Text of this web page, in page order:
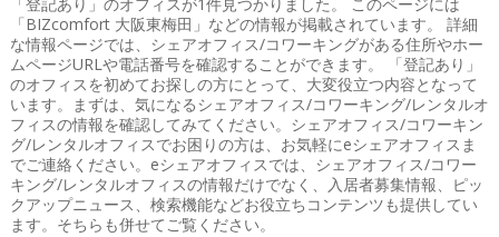
「登記あり」のオフィスが1件見つかりました。 このページには
「BIZcomfort 大阪東梅田」などの情報が掲載されています。 詳細
な情報ページでは、シェアオフィス/コワーキングがある住所やホー
ムページURLや電話番号を確認することができます。 「登記あり」
のオフィスを初めてお探しの方にとって、大変役立つ内容となって
います。まずは、気になるシェアオフィス/コワーキング/レンタルオ
フィスの情報を確認してみてください。シェアオフィス/コワーキン
グ/レンタルオフィスでお困りの方は、お気軽にeシェアオフィスま
でご連絡ください。eシェアオフィスでは、シェアオフィス/コワー
キング/レンタルオフィスの情報だけでなく、入居者募集情報、ピッ
クアップニュース、検索機能などお役立ちコンテンツも提供してい
ます。そちらも併せてご覧ください。